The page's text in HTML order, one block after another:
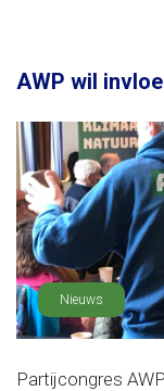
AWP wil
Nieuws
Partijcongres